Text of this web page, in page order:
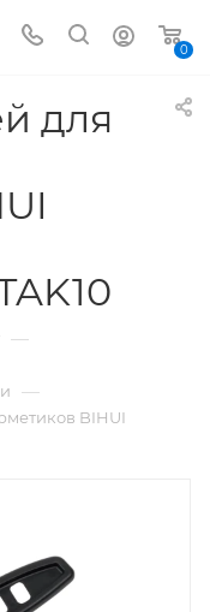
0
для
—
—
BIHUI